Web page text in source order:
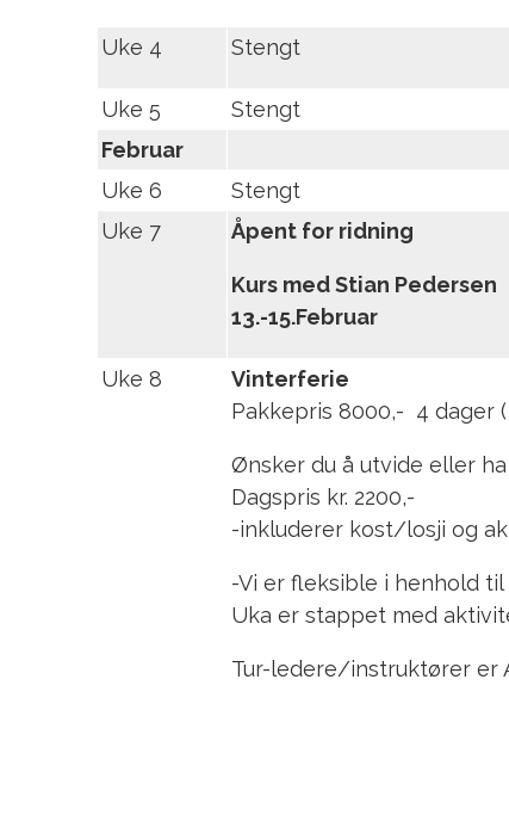
Uke 4 Stengt
Uke 5
Stengt
Februar
Uke 6
Stengt
Uke 7
Åpent for ridning
Kurs med Stian Pedersen
13.-15.Februar
Uke 8
Vinterferie
Pakkepris 8000,- 4 dager
Ønsker du å utvide eller
Dagspris kr. 2200,-
-inkluderer kost/losji og
-Vi er fleksible i henhold
Uka er stappet med
Tur-ledere/instruktører er